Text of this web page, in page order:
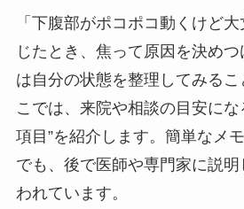
「下腹部がポコポコ動くけど
じたとき、焦って原因を決め
は自分の状態を整理してみるこ
こでは、来院や相談の目安にな
項目”を紹介します。簡単なメ
でも、後で医師や専門家に説
われています。